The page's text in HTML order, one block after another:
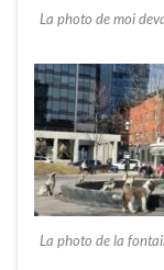
La photo de moi
La photo de la